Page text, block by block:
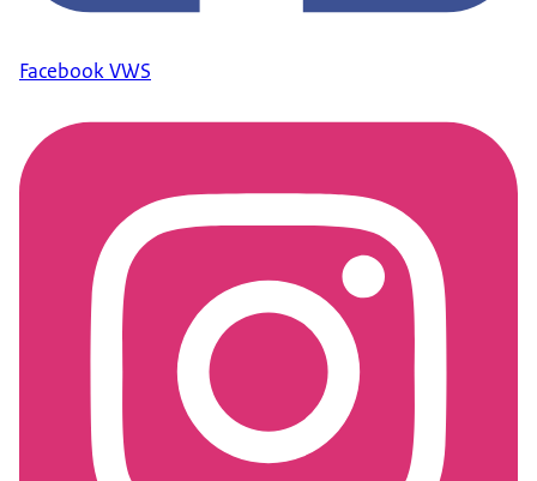
Facebook VWS